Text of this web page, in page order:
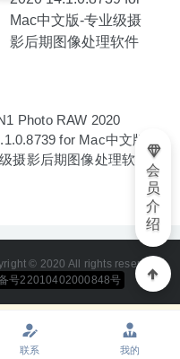
Photo RAW 2020
for Mac中文版-专
摄影后期图像处理软件
© 2020 All rights reserved
号22010402000848号
会
员
介
绍
联系 我的